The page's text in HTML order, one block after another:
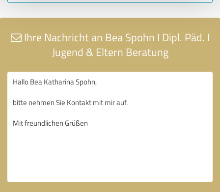
Ihre Nachricht an Bea Spohn I Dipl. Päd. I
Jugend & Eltern Beratung